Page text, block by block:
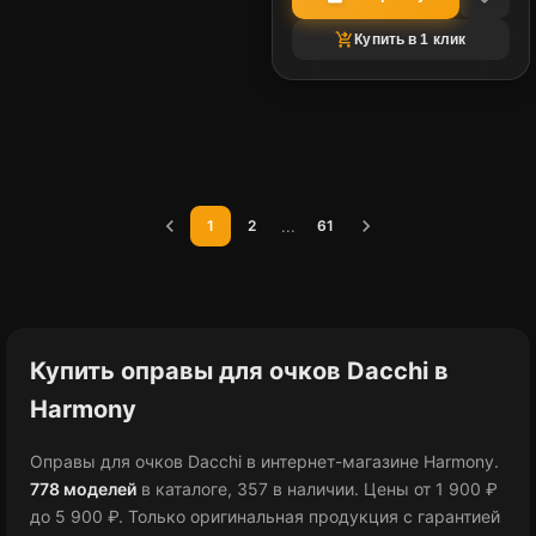
shopping_cart_checkoutКупить в 1 клик
chevron_left 1 2 ... 61 chevron_right
Купить оправы для очков Dacchi в
Harmony
Оправы для очков Dacchi в интернет-магазине Harmony.
778 моделей в каталоге, 357 в наличии. Цены от 1 900 ₽
до 5 900 ₽. Только оригинальная продукция с гарантией